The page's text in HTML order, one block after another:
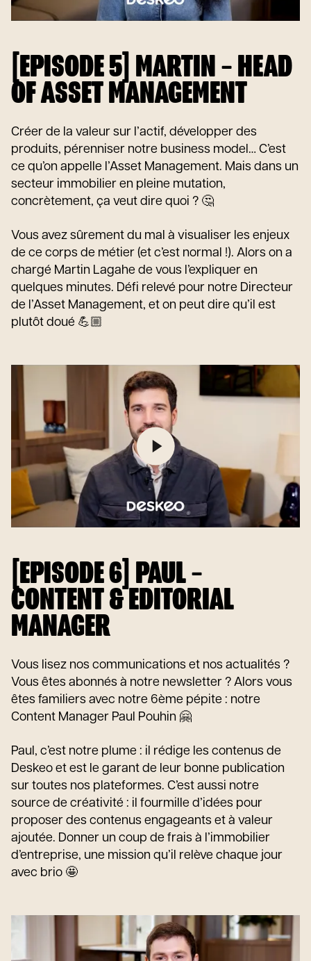
[EPISODE 5] MARTIN – HEAD
OF ASSET MANAGEMENT
Créer de la valeur sur l’actif, développer des
produits, pérenniser notre business model… C’est
ce qu’on appelle l’Asset Management. Mais dans un
secteur immobilier en pleine mutation,
concrètement, ça veut dire quoi ? 🤔
Vous avez sûrement du mal à visualiser les enjeux
de ce corps de métier (et c’est normal !). Alors on a
chargé Martin Lagahe de vous l’expliquer en
quelques minutes. Défi relevé pour notre Directeur
de l’Asset Management, et on peut dire qu’il est
plutôt doué 💪🏼
[EPISODE 6] PAUL –
CONTENT & EDITORIAL
MANAGER
Vous lisez nos communications et nos actualités ?
Vous êtes abonnés à notre newsletter ? Alors vous
êtes familiers avec notre 6ème pépite : notre
Content Manager Paul Pouhin 🤗
Paul, c’est notre plume : il rédige les contenus de
Deskeo et est le garant de leur bonne publication
sur toutes nos plateformes. C’est aussi notre
source de créativité : il fourmille d’idées pour
proposer des contenus engageants et à valeur
ajoutée. Donner un coup de frais à l’immobilier
d’entreprise, une mission qu’il relève chaque jour
avec brio 🤩